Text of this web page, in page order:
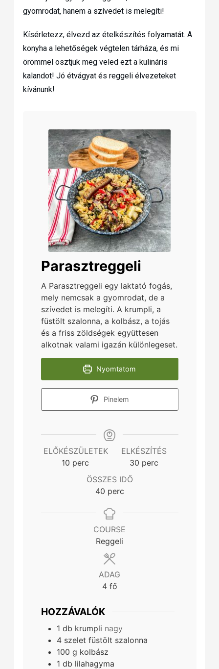
gyomrodat, hanem a szívedet is melegíti!
Kísérletezz, élvezd az ételkészítés folyamatát. A
konyha a lehetőségek végtelen tárháza, és mi
örömmel osztjuk meg veled ezt a kulináris
kalandot! Jó étvágyat és reggeli élvezeteket
kívánunk!
Parasztreggeli
A Parasztreggeli egy laktató fogás,
mely nemcsak a gyomrodat, de a
szívedet is melegíti. A krumpli, a
füstölt szalonna, a kolbász, a tojás
és a friss zöldségek együttesen
alkotnak valami igazán különlegeset.
Nyomtatom
Pinelem
ELŐKÉSZÜLETEK
10minutes
perc
ELKÉSZÍTÉS
30minutes
perc
ÖSSZES IDŐ
40minutes
perc
COURSE
Reggeli
ADAG
4 fő
HOZZÁVALÓK
1 db krumpli nagy
4 szelet füstölt szalonna
100 g kolbász
1 db lilahagyma